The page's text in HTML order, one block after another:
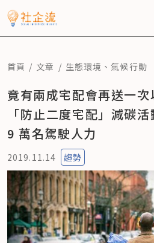
首頁 文章 生態環境 、 氣候行動
竟有兩成宅配會再送一
「防止二度宅配」減碳
9 萬名駕駛人力
2019.11.14 趨勢